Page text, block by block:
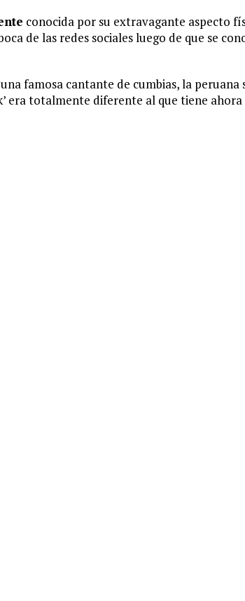
conocida por su extravagante aspecto
de las redes sociales luego de que se
famosa cantante de cumbias, la peruana
era totalmente diferente al que tiene ahora